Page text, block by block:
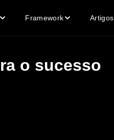
Framework Artigos
o sucesso